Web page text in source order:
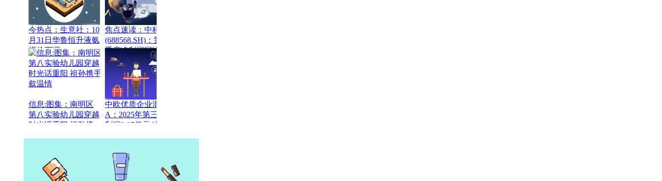
今热点：生意社：10
月31日华鲁恒升液氨
报价下调
焦点速读：中科星图
(688568.SH)：第三
季度净利润同比下降
16.71%
信息:图集：南明区
第八实验幼儿园穿越
时光话重阳 祖孙携
中欧优质企业混合
A：2025年第三季度
利润9.97亿元 净值增